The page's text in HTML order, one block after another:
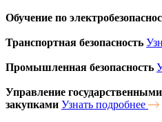
Обучение по
Транспортная безопасность
Промышленная безопасность
Управление
закупками Узнать подробнее